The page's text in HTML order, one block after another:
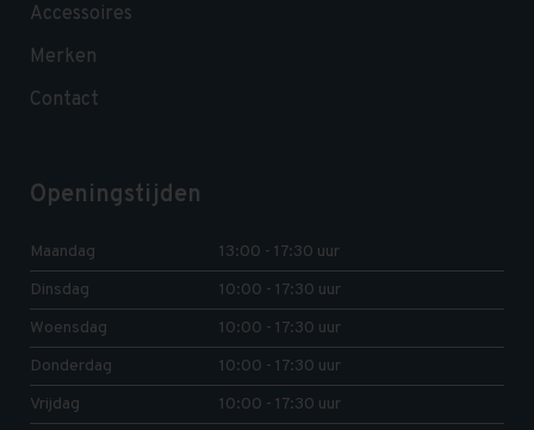
Accessoires
Merken
Contact
Openingstijden
Maandag
13:00 - 17:30 uur
Dinsdag
10:00 - 17:30 uur
Woensdag
10:00 - 17:30 uur
Donderdag
10:00 - 17:30 uur
Vrijdag
10:00 - 17:30 uur